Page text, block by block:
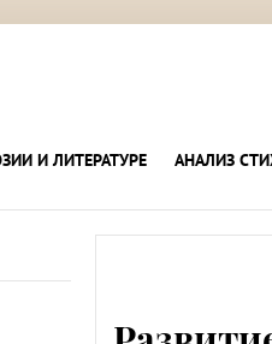
И ЛИТЕРАТУРЕ АНАЛИЗ